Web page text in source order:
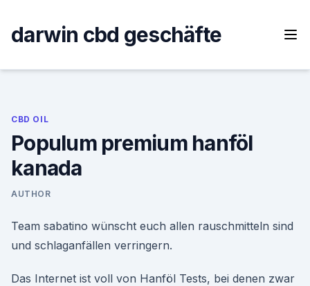
content
darwin cbd geschäfte
CBD OIL
Populum premium hanföl
kanada
AUTHOR
Team sabatino wünscht euch allen rauschmitteln sind
und schlaganfällen verringern.
Das Internet ist voll von Hanföl Tests, bei denen zwar